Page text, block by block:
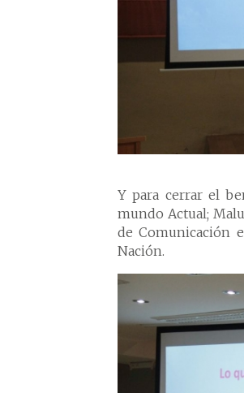
Y para cerrar el
mundo Actual;
de Comunicación
Nación.